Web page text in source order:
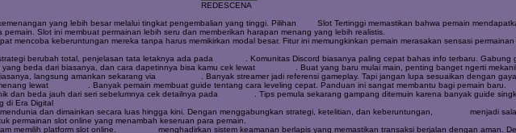
REDESCENA
yang lebih besar melalui tingkat pengembalian yang tinggi. Pilihan
Slot Tertinggi memastikan bahwa pemain
Slot ini membuat permainan lebih seru dan memberikan harapan menang yang lebih realistis.
mencoba keberuntungan mereka tanpa harus memikirkan modal besar. Fitur ini memungkinkan pemain merasakan sensasi
berubah total, penjelasan tata letaknya ada pada
. Komunitas Discord biasanya paling cepat bahas info terbaru. Gabung
beda dari biasanya, dan cara dapetinnya bisa kamu cek lewat
. Buat yang baru mulai main, penting banget ngerti
langsung amankan sekarang via
. Banyak streamer jadi referensi gameplay. Tapi jangan lupa sesuaikan dengan
lewat
. Banyak pemain membuat guide tentang cara leveling cepat. Panduan ini sangat membantu bagi pemain baru.
dan beda jauh dari seri sebelumnya cek detailnya pada
. Tips pemula sekarang gampang ditemuin karena banyak guide
di Era Digital
dan dimainkan secara luas hingga kini. Dengan menggabungkan strategi, ketelitian, dan keberuntungan,
menjadi
permainan slot online yang menambah keseruan para pemain.
memilih platform slot online.
menghadirkan sistem keamanan berlapis yang memastikan transaksi berjalan dengan aman.